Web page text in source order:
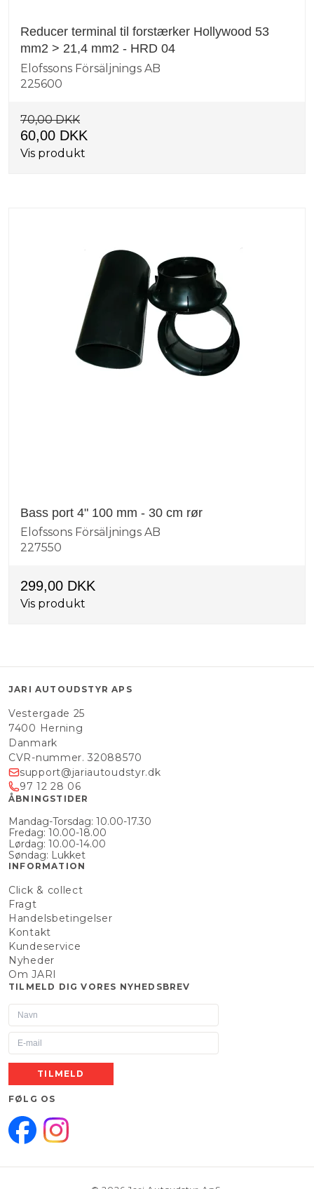
Reducer terminal til forstærker Hollywood 53
mm2 > 21,4 mm2 - HRD 04
Elofssons Försäljnings AB
225600
70,00 DKK
60,00 DKK
Vis produkt
Bass port 4" 100 mm - 30 cm rør
Elofssons Försäljnings AB
227550
299,00 DKK
Vis produkt
JARI AUTOUDSTYR APS
Vestergade 25
7400 Herning
Danmark
CVR-nummer. 32088570
support@jariautoudstyr.dk
97 12 28 06
ÅBNINGSTIDER
Mandag-Torsdag: 10.00-17.30
Fredag: 10.00-18.00
Lørdag: 10.00-14.00
Søndag: Lukket
INFORMATION
Click & collect
Fragt
Handelsbetingelser
Kontakt
Kundeservice
Nyheder
Om JARI
TILMELD DIG VORES NYHEDSBREV
TILMELD
FØLG OS